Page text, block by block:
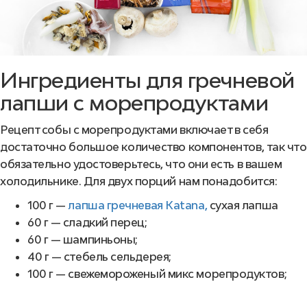
Ингредиенты для гречневой
лапши с морепродуктами
Рецепт собы с морепродуктами включает в себя
достаточно большое количество компонентов, так что
обязательно удостоверьтесь, что они есть в вашем
холодильнике. Для двух порций нам понадобится:
100 г —лапша гречневая Katana, сухая лапша
60 г — сладкий перец;
60 г — шампиньоны;
40 г — стебель сельдерея;
100 г — свежемороженый микс морепродуктов;